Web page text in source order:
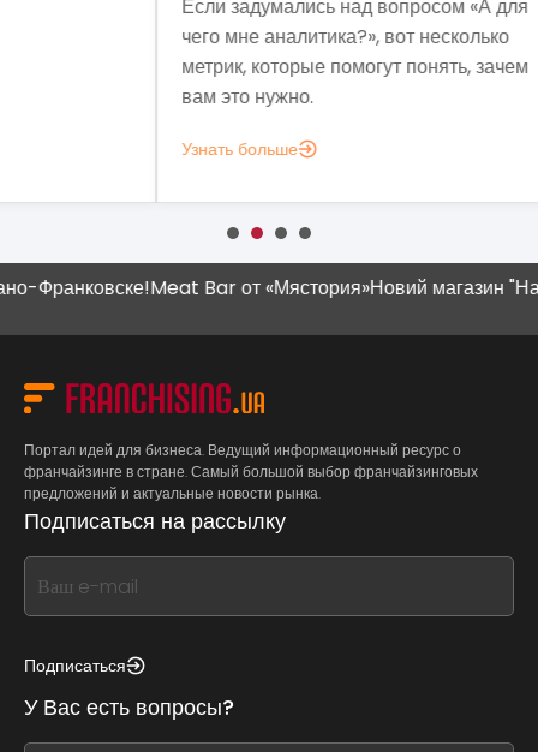
Если задумались над вопросом «А для
чего мне аналитика?», вот несколько
метрик, которые помогут понять, зачем
вам это нужно.
Узнать больше
мы
Meat Bar от «Мястория»Новий магазин "Наш
Портал идей для бизнеса. Ведущий информационный ресурс о
франчайзинге в стране. Самый большой выбор франчайзинговых
предложений и актуальные новости рынка.
Подписаться на рассылку
If
you
this,
this
Подписаться
У Вас есть вопросы?